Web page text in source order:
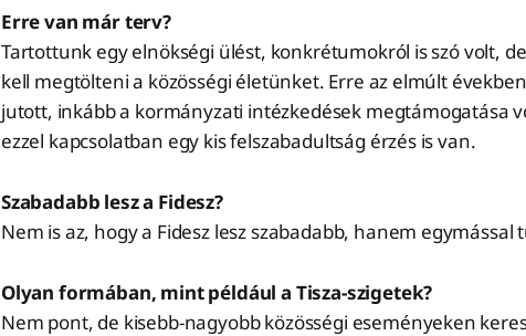
Erre van már terv?
Tartottunk egy elnökségi ülést, konkrétumokról is szó volt,
kell megtölteni a közösségi életünket. Erre az elmúlt
jutott, inkább a kormányzati intézkedések megtámogatása
ezzel kapcsolatban egy kis felszabadultság érzés is van.
Szabadabb lesz a Fidesz?
Nem is az, hogy a Fidesz lesz szabadabb, hanem
Olyan formában, mint például a Tisza-szigetek?
Nem pont, de kisebb-nagyobb közösségi eseményeken